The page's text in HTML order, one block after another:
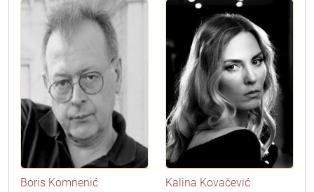
Boris Komnenić Kalina Kovačević